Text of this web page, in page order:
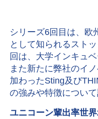
シリーズ6回目は、欧
として知られるスト
回は、大学インキュ
また新たに弊社のイ
加わったSting及び
の強みや特徴について
ユニコーン輩出率世